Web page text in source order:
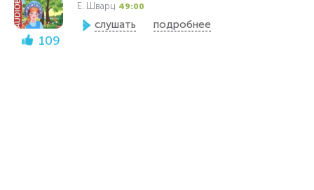
109
Е. Шварц 49:00
слушать подробнее